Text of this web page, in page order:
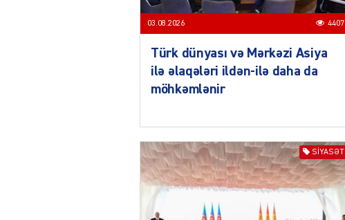
03.08.2026 4407
Türk dünyası və Mərkəzi Asiya
ilə əlaqələri ildən-ilə daha da
möhkəmlənir
SIYASƏT